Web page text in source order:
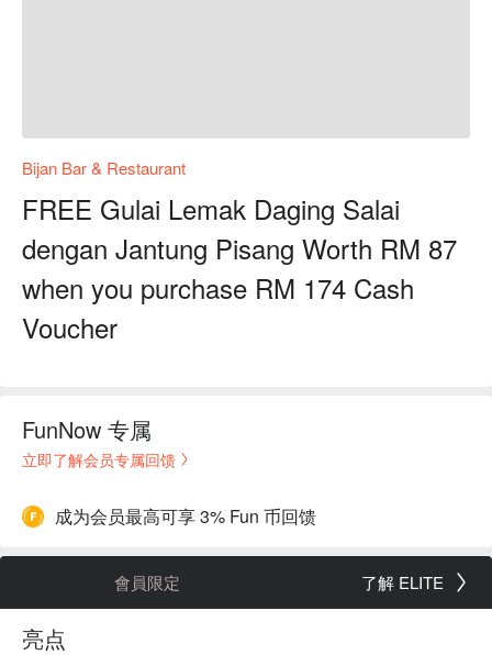
Bijan Bar & Restaurant
FREE Gulai Lemak Daging Salai
dengan Jantung Pisang Worth RM 87
when you purchase RM 174 Cash
Voucher
FunNow 专属
立即了解会员专属回馈
成为会员最高可享 3% Fun 币回馈
會員限定 了解 ELITE
亮点